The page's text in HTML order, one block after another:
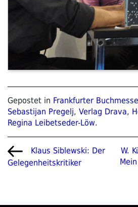
Gepostet in Frankfurter
Sebastijan Pregelj, Verlag Drava,
Regina Leibetseder-Löw.
Beitragsnavigation
Vorheriger
Beitrag
Klaus Siblewski: Der
Gelegenheitskritiker
W.